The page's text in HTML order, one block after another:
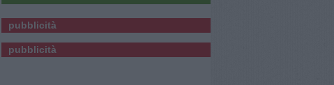
pubblicità
pubblicità